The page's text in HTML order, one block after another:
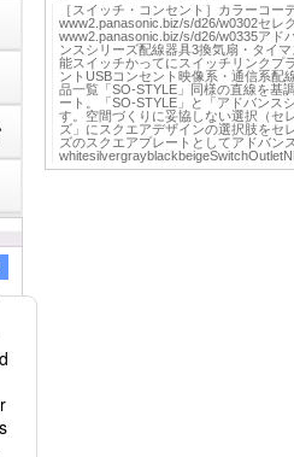
［スイッチ・コンセント］カラーコー
www2.panasonic.biz/s/d26/w0302セレ
www2.panasonic.biz/s/d26/w0335アド
ンスシリーズ配線器具3換気扇・タイ
能スイッチかってにスイッチリンクプ
ントUSBコンセント映像系・通信系配
品一覧「SO-STYLE」同様の直線を基
ート。「SO-STYLE」と「アドバンス
す。空間づくりに妥協しない選択（セ
ズ」にスクエアデザインの選択肢をセ
ズのスクエアプレートとしてアドバン